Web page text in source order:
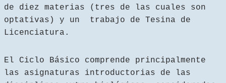
de diez materias (tres de las cuales son
optativas) y un trabajo de Tesina de
Licenciatura.
El Ciclo Básico comprende principalmente
las asignaturas introductorias de las